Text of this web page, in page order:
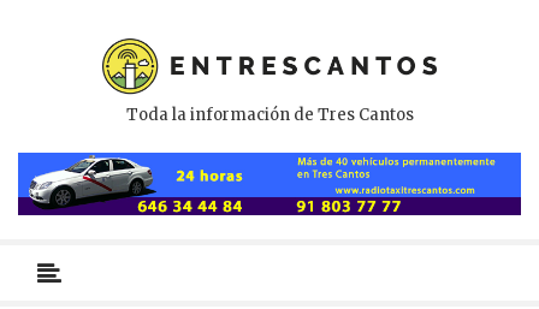
Toda la información de Tres Cantos
primario